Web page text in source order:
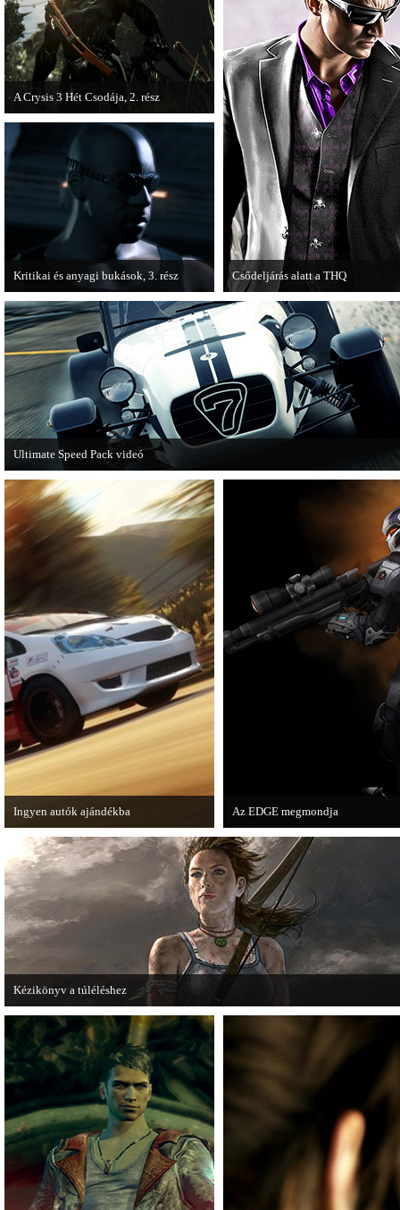
A Crysis 3 Hét Csodája, 2. rész
Megjelent a Crysis 3 videosorozat
második része, amely a The Hunt címet
Csődeljárás alatt a THQ
Egy újabb videojáték-kiadó került
csődeljárás alá, aki nem más, mint
Kritikai és anyagi bukások, 3. rész
A PC Guru "Kritikai és anyagi bukások"
című cikksorozatának utolsó részét
olvashatjuk.
Ultimate Speed Pack videó
Már elérhető a Need for Speed Most Wanted első nagyobb kiegészítő csomagja.
Ingyen autók ajándékba
A Forza Horizon készítői ingyenesen
letölthető autókkal kedveskednek a
játékosok számára.
Az EDGE megmondja
Az egyik leghíresebb
voltak idén a legjobb játékok.
Kézikönyv a túléléshez
A Tomb Raider sem ússza meg a manapság már kötelező videosorozatot.